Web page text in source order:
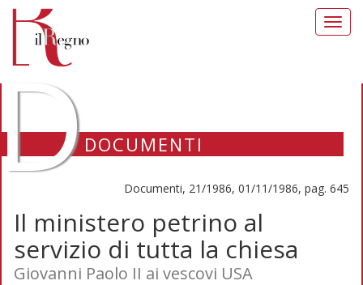
DOCUMENTI
Documenti, 21/1986, 01/11/1986, pag. 645
Il ministero petrino al
servizio di tutta la chiesa
Giovanni Paolo II ai vescovi USA